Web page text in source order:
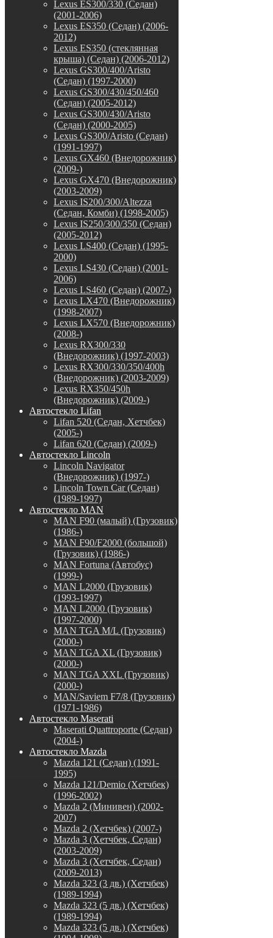
Lexus ES300/330 (Седан)
(2001-2006)
Lexus ES350 (Седан) (2006-
2012)
Lexus ES350 (стеклянная
крыша) (Седан) (2006-2012)
Lexus GS300/400/Aristo
(Седан) (1997-2000)
Lexus GS300/430/450/460
(Седан) (2005-2012)
Lexus GS300/430/Aristo
(Седан) (2000-2005)
Lexus GS300/Aristo (Седан)
(1991-1997)
Lexus GX460 (Внедорожник)
(2009-)
Lexus GX470 (Внедорожник)
(2003-2009)
Lexus IS200/300/Altezza
(Седан, Комби) (1998-2005)
Lexus IS250/300/350 (Седан)
(2005-2012)
Lexus LS400 (Седан) (1995-
2000)
Lexus LS430 (Седан) (2001-
2006)
Lexus LS460 (Седан) (2007-)
Lexus LX470 (Внедорожник)
(1998-2007)
Lexus LX570 (Внедорожник)
(2008-)
Lexus RX300/330
(Внедорожник) (1997-2003)
Lexus RX300/330/350/400h
(Внедорожник) (2003-2009)
Lexus RX350/450h
(Внедорожник) (2009-)
Автостекло Lifan
Lifan 520 (Седан, Хетчбек)
(2005-)
Lifan 620 (Седан) (2009-)
Автостекло Lincoln
Lincoln Navigator
(Внедорожник) (1997-)
Lincoln Town Car (Седан)
(1989-1997)
Автостекло MAN
MAN F90 (малый) (Грузовик)
(1986-)
MAN F90/F2000 (большой)
(Грузовик) (1986-)
MAN Fortuna (Автобус)
(1999-)
MAN L2000 (Грузовик)
(1993-1997)
MAN L2000 (Грузовик)
(1997-2000)
MAN TGA M/L (Грузовик)
(2000-)
MAN TGA XL (Грузовик)
(2000-)
MAN TGA XXL (Грузовик)
(2000-)
MAN/Saviem F7/8 (Грузовик)
(1971-1986)
Автостекло Maserati
Maserati Quattroporte (Седан)
(2004-)
Автостекло Mazda
Mazda 121 (Седан) (1991-
1995)
Mazda 121/Demio (Хетчбек)
(1996-2002)
Mazda 2 (Минивен) (2002-
2007)
Mazda 2 (Хетчбек) (2007-)
Mazda 3 (Хетчбек, Седан)
(2003-2009)
Mazda 3 (Хетчбек, Седан)
(2009-2013)
Mazda 323 (3 дв.) (Хетчбек)
(1989-1994)
Mazda 323 (5 дв.) (Хетчбек)
(1989-1994)
Mazda 323 (5 дв.) (Хетчбек)